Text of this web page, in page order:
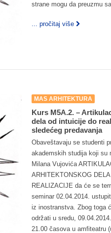
strane mogu da preuzmu
... pročitaj više
MAS ARHITEKTURA
Kurs M5A.2. –
dela od intuicije do
sledećeg predavanja
Obaveštavaju se studenti
akademskih studija koji su
Milana Vujovića
ARHITEKTONSKOG
REALIZACIJE da će se
seminar 02.04.2014.
iz inostranstva. Zbog toga
održati u sredu,
21.00 časova u amfiteatru